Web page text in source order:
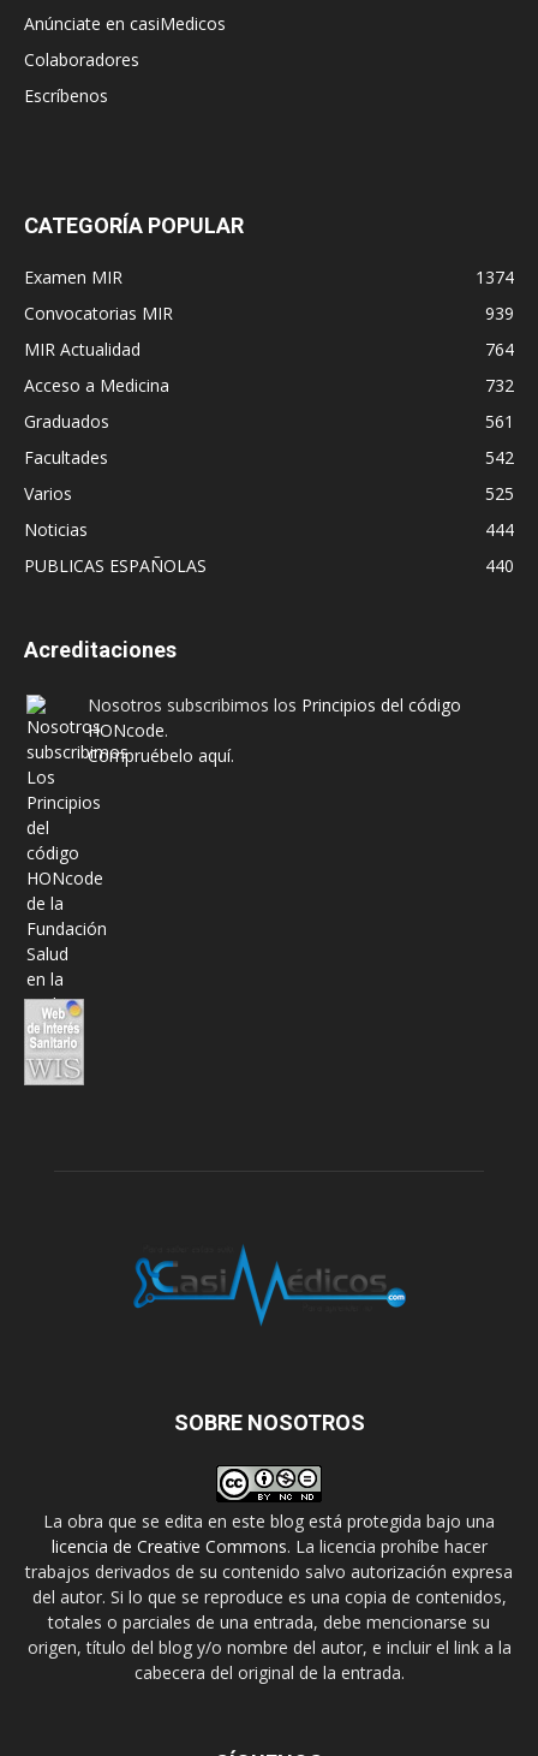
Anúnciate en casiMedicos
Colaboradores
Escríbenos
CATEGORÍA POPULAR
Examen MIR
1374
Convocatorias MIR
939
MIR Actualidad
764
Acceso a Medicina
732
Graduados
561
Facultades
542
Varios
525
Noticias
444
PUBLICAS ESPAÑOLAS
440
Acreditaciones
Nosotros subscribimos los Principios del código
HONcode.
Compruébelo aquí.
SOBRE NOSOTROS
La obra que se edita en este blog está protegida bajo una
licencia de Creative Commons. La licencia prohíbe hacer
trabajos derivados de su contenido salvo autorización expresa
del autor. Si lo que se reproduce es una copia de contenidos,
totales o parciales de una entrada, debe mencionarse su
origen, título del blog y/o nombre del autor, e incluir el link a la
cabecera del original de la entrada.